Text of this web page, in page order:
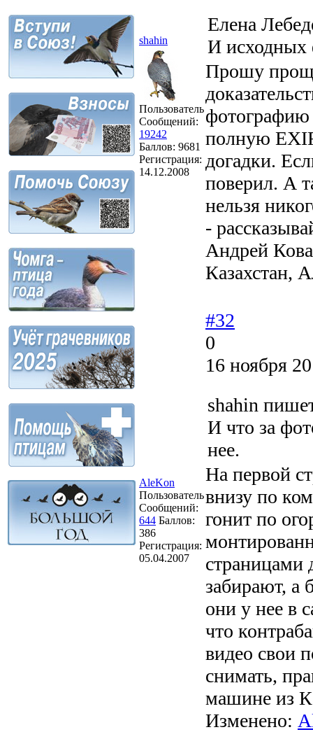
shahin
Пользователь
Сообщений:
19242
Баллов: 9681
Регистрация:
14.12.2008
Елена
И исходных
Прошу
полную
догадки.
поверил. А
нельзя
-
Андрей
Казахстан,
AleKon
Пользователь
Сообщений:
644 Баллов:
386
Регистрация:
05.04.2007
#32
0
16 ноября
shahin
И что за
нее.
На первой
внизу по
гонит по
страницами
забирают, а
они у нее в
что
видео свои
снимать,
машине из
Изменено: